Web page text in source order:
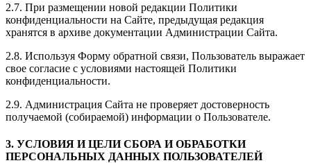
2.7. При размещении новой редакции Политики
конфиденциальности на Сайте, предыдущая редакция
хранятся в архиве документации Администрации Сайта.
2.8. Используя Форму обратной связи, Пользователь выражает
свое согласие с условиями настоящей Политики
конфиденциальности.
2.9. Администрация Сайта не проверяет достоверность
получаемой (собираемой) информации о Пользователе.
3. УСЛОВИЯ И ЦЕЛИ СБОРА И ОБРАБОТКИ
ПЕРСОНАЛЬНЫХ ДАННЫХ ПОЛЬЗОВАТЕЛЕЙ